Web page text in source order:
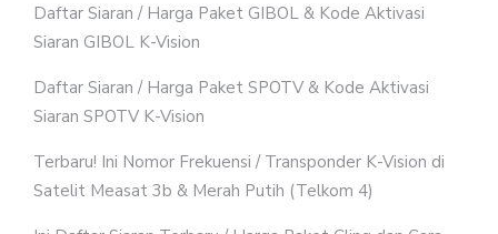
Daftar Siaran / Harga Paket GIBOL & Kode Aktivasi
Siaran GIBOL K-Vision
Daftar Siaran / Harga Paket SPOTV & Kode Aktivasi
Siaran SPOTV K-Vision
Terbaru! Ini Nomor Frekuensi / Transponder K-Vision di
Satelit Measat 3b & Merah Putih (Telkom 4)